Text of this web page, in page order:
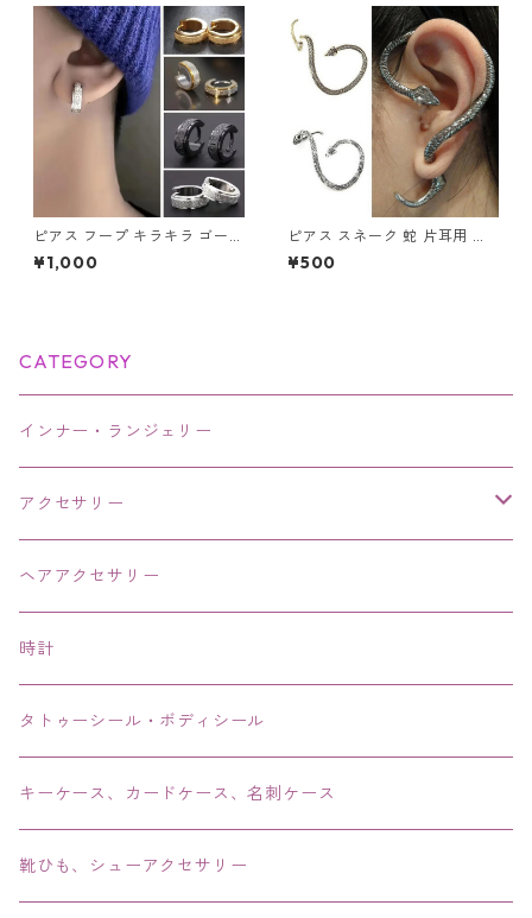
ピアス フープ キラキラ ゴール
ド シルバー コンビ フープピア
ス ゴールドライン グリッター
¥1,000
ピアス スネーク 蛇 片耳用 ス
ネークピアス レディース メン
ズ ユニセックス アクセサリー
¥500
CATEGORY
インナー・ランジェリー
アクセサリー
ネックレス・チョーカー
ピアス・イヤリング・鼻ピアス
リング・指輪
ブレス・バングル・ブレスレット・腕輪
アンクレット
ヘアアクセサリー
時計
タトゥーシール・ボディシール
キーケース、カードケース、名刺ケース
靴ひも、シューアクセサリー